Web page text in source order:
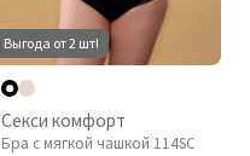
Выгода от 2 шт!
Секси комфорт
Бра с мягкой чашкой 114SC